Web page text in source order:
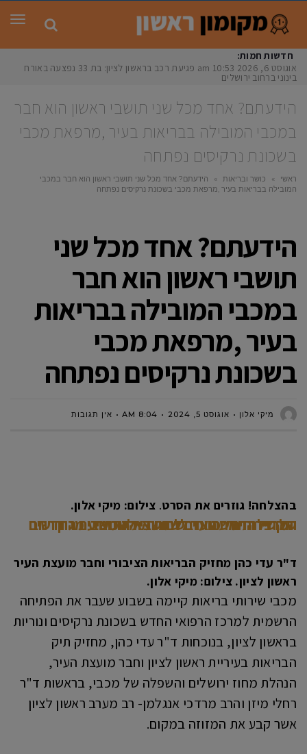
חדשות חמות:
אוגוסט 6, 2026
10:53 am פגיעת רכב בראשון לציון: בת 33 נפצעה באורח
בינוני ברחוב ירושלים
הידעתם? אחד מכל שני תושבי ראשון הוא חבר
במכבי המובילה בבריאות בעיר ,מרפאת מכבי
בשכונת נרקיסים נפתחה
ראשי » כושר ובריאות »
הידעתם? אחד מכל שני תושבי ראשון הוא חבר במכבי
המובילה בבריאות בעיר ,מרפאת מכבי בשכונת נרקיסים נפתחה
הידעתם? אחד מכל שני
תושבי ראשון הוא חבר
במכבי המובילה בבריאות
בעיר ,מרפאת מכבי
בשכונת נרקיסים נפתחה
מיקי אלון אוגוסט 5, 2024 8:04 AM אין תגובות
בהצלחה! גוזרים את הסרט. צילום: מיקי אלון.
המרכז החדש נועד לשרת את התושבים החדשים והקהילה המתהווה בשכונות אלו ומציע מגוון רחב של שירותים רפואיים לתושבי השכונה
ד"ר עדי כהן מחזיק הבריאות הציבורי וחבר מועצת העיר
ראשון לציון. צילום: מיקי אלון.
מכבי שירותי בריאות קיימה בשבוע שעבר את הפתיחה
הרשמית למרכז הרפואי החדש בשכונת נרקיסים ונוריות
בראשון לציון, בנוכחות ד"ר עדי כהן, מחזיק תיק
הבריאות בעיריית ראשון לציון וחבר מועצת העיר,
הנהלת מחוז ירושלים והשפלה של מכבי, בראשות ד"ר
רחלי מיזן והרב מרדכי אנגלמן- רב מערב ראשון לציון
אשר קבע את המזוזה במקום.